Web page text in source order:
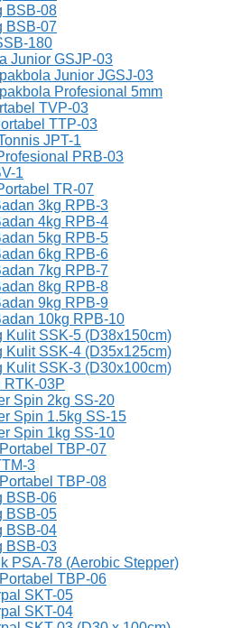
BSB-08
BSB-07
180
Junior GSJP-03
Junior JGSJ-03
Profesional 5mm
TVP-03
TTP-03
JPT-1
PRB-03
1
TR-07
3kg RPB-3
4kg RPB-4
5kg RPB-5
6kg RPB-6
7kg RPB-7
8kg RPB-8
9kg RPB-9
10kg RPB-10
Kulit SSK-5 (D38x150cm)
Kulit SSK-4 (D35x125cm)
Kulit SSK-3 (D30x100cm)
RTK-03P
Spin 2kg SS-20
Spin 1.5kg SS-15
Spin 1kg SS-10
TBP-07
3
TBP-08
BSB-06
BSB-05
BSB-04
BSB-03
PSA-78 (Aerobic Stepper)
TBP-06
SKT-05
SKT-04